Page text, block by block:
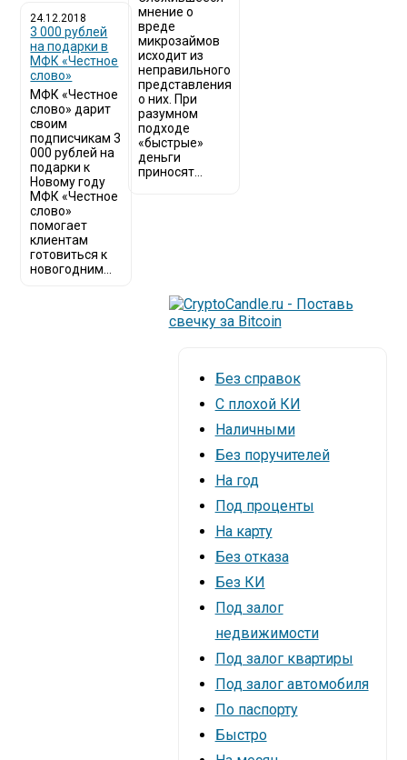
24.12.2018
3 000 рублей
на подарки в
МФК «Честное
слово»
МФК «Честное
слово» дарит
своим
подписчикам 3
000 рублей на
подарки к
Новому году
МФК «Честное
слово»
помогает
клиентам
готовиться к
новогодним...
мнение о
вреде
микрозаймов
исходит из
неправильного
представления
о них. При
разумном
подходе
«быстрые»
деньги
приносят...
Без справок
С плохой КИ
Наличными
Без поручителей
На год
Под проценты
На карту
Без отказа
Без КИ
Под залог
недвижимости
Под залог квартиры
Под залог автомобиля
По паспорту
Быстро